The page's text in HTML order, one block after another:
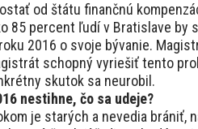
od štátu finančnú
85 percent ľudí v Bratislave
2016 o svoje bývanie.
schopný vyriešiť tento
skutok sa neurobil.
nestihne, čo sa udeje?
je starých a nevedia